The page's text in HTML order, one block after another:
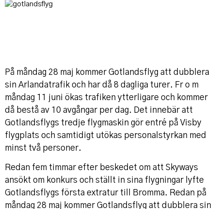
På måndag 28 maj kommer Gotlandsflyg att dubblera
sin Arlandatrafik och har då 8 dagliga turer. Fr o m
måndag 11 juni ökas trafiken ytterligare och kommer
då bestå av 10 avgångar per dag. Det innebär att
Gotlandsflygs tredje flygmaskin gör entré på Visby
flygplats och samtidigt utökas personalstyrkan med
minst två personer.
Redan fem timmar efter beskedet om att Skyways
ansökt om konkurs och ställt in sina flygningar lyfte
Gotlandsflygs första extratur till Bromma. Redan på
måndag 28 maj kommer Gotlandsflyg att dubblera sin